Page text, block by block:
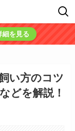
細を見る
い方のコツ
どを解説！